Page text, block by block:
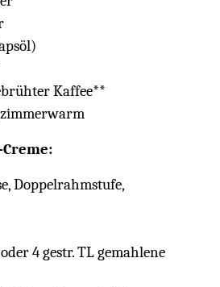
Kaffee**
Doppelrahmstufe,
4 gestr. TL gemahlene